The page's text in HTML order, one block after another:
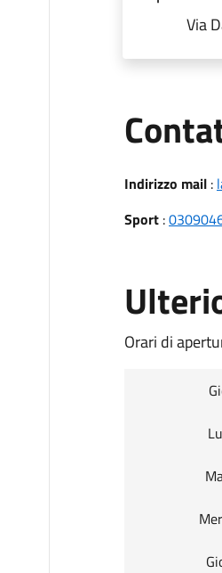
Via
Indirizzo mail:
Sport:
Orari di